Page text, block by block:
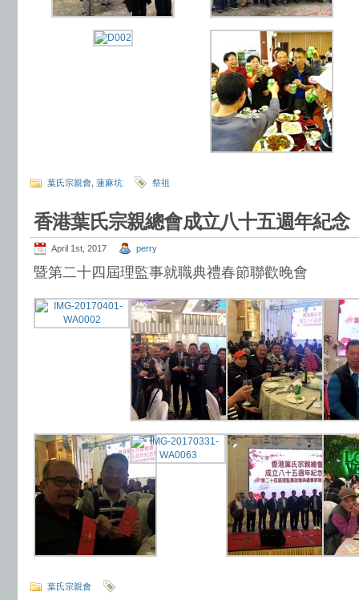
葉氏宗親會 蓮麻坑 祭祖
香港葉氏宗親總會成立八十五週年紀念
April 1st, 2017 perry
暨第二十四屆理監事就職典禮春節聯歡晚會
葉氏宗親會